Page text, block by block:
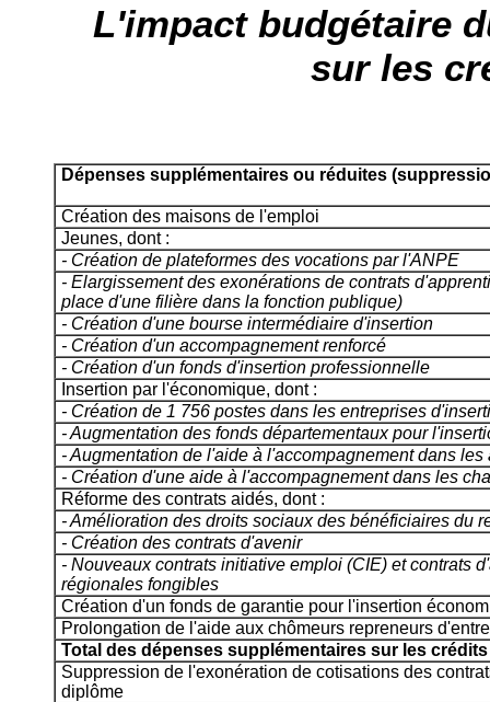
L'impact budgétaire
sur les
Dépenses supplémentaires ou réduites
Création des maisons de l'emploi
Jeunes, dont :
- Création de plateformes des vocations par l'ANPE
- Elargissement des exonérations de contrats
place d'une filière dans la fonction publique)
- Création d'une bourse intermédiaire d'insertion
- Création d'un accompagnement renforcé
- Création d'un fonds d'insertion professionnelle
Insertion par l'économique, dont :
- Création de 1 756 postes dans les entreprises
- Augmentation des fonds départementaux pour
- Augmentation de l'aide à l'accompagnement dans
- Création d'une aide à l'accompagnement dans les
Réforme des contrats aidés, dont :
- Amélioration des droits sociaux des bénéficiaires du
- Création des contrats d'avenir
- Nouveaux contrats initiative emploi (CIE) et contrats
régionales fongibles
Création d'un fonds de garantie pour l'insertion
Prolongation de l'aide aux chômeurs repreneurs
Total des dépenses supplémentaires sur les
Suppression de l'exonération de cotisations des
diplôme